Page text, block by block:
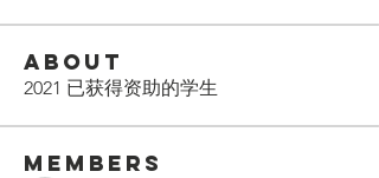
About
2021 已获得资助的学生
Members